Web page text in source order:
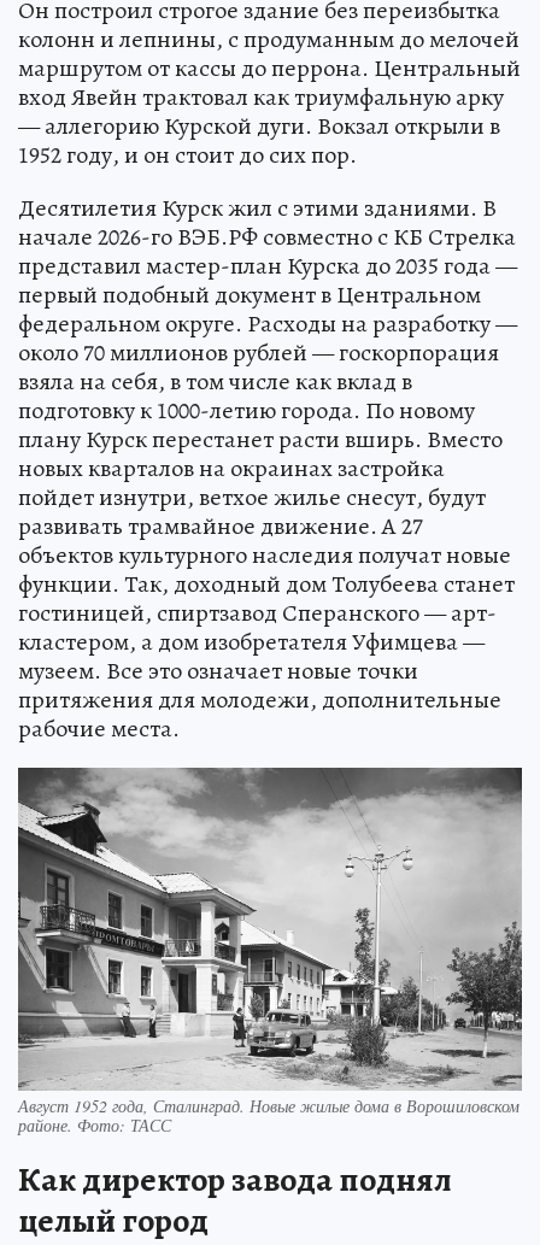
Он построил строгое здание без переизбытка
колонн и лепнины, с продуманным до мелочей
маршрутом от кассы до перрона. Центральный
вход Явейн трактовал как триумфальную арку
— аллегорию Курской дуги. Вокзал открыли в
1952 году, и он стоит до сих пор.
Десятилетия Курск жил с этими зданиями. В
начале 2026-го ВЭБ.РФ совместно с КБ Стрелка
представил мастер-план Курска до 2035 года —
первый подобный документ в Центральном
федеральном округе. Расходы на разработку —
около 70 миллионов рублей — госкорпорация
взяла на себя, в том числе как вклад в
подготовку к 1000-летию города. По новому
плану Курск перестанет расти вширь. Вместо
новых кварталов на окраинах застройка
пойдет изнутри, ветхое жилье снесут, будут
развивать трамвайное движение. А 27
объектов культурного наследия получат новые
функции. Так, доходный дом Толубеева станет
гостиницей, спиртзавод Сперанского — арт-
кластером, а дом изобретателя Уфимцева —
музеем. Все это означает новые точки
притяжения для молодежи, дополнительные
рабочие места.
Август 1952 года, Сталинград. Новые жилые дома в Ворошиловском
районе. Фото: ТАСС
Как директор завода поднял
целый город